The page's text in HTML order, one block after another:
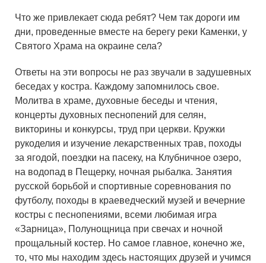
Что же привлекает сюда ребят? Чем так дороги им
дни, проведенные вместе на берегу реки Каменки, у
Святого Храма на окраине села?
Ответы на эти вопросы не раз звучали в задушевных
беседах у костра. Каждому запомнилось свое.
Молитва в храме, духовные беседы и чтения,
концерты духовных песнопений для селян,
викторины и конкурсы, труд при церкви. Кружки
рукоделия и изучение лекарственных трав, походы
за ягодой, поездки на пасеку, на Клубничное озеро,
на водопад в Пещерку, ночная рыбалка. Занятия
русской борьбой и спортивные соревнования по
футболу, походы в краеведческий музей и вечерние
костры с песнопениями, всеми любимая игра
«Зарница», Полунощница при свечах и ночной
прощальный костер. Но самое главное, конечно же,
то, что мы находим здесь настоящих друзей и учимся